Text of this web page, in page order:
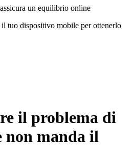
un equilibrio online
il tuo dispositivo mobile per ottenerlo
il problema di
non manda il